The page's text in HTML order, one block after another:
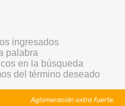
ingresados
palabra
en la búsqueda
del término deseado